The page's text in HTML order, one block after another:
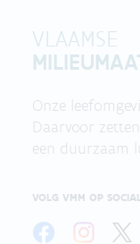
VLAAMSE
Onze
Daarvoor
een duurzaam
VOLG VMM OP